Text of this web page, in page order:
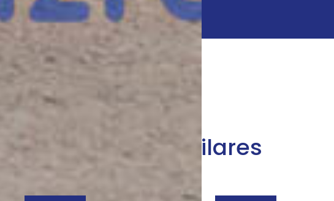
Máquinas similares